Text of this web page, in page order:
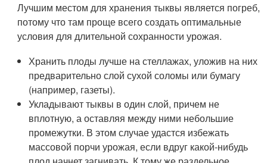
Лучшим местом для хранения тыквы является погреб,
потому что там проще всего создать оптимальные
условия для длительной сохранности урожая.
Хранить плоды лучше на стеллажах, уложив на них
предварительно слой сухой соломы или бумагу
(например, газеты).
Укладывают тыквы в один слой, причем не
вплотную, а оставляя между ними небольшие
промежутки. В этом случае удастся избежать
массовой порчи урожая, если вдруг какой-нибудь